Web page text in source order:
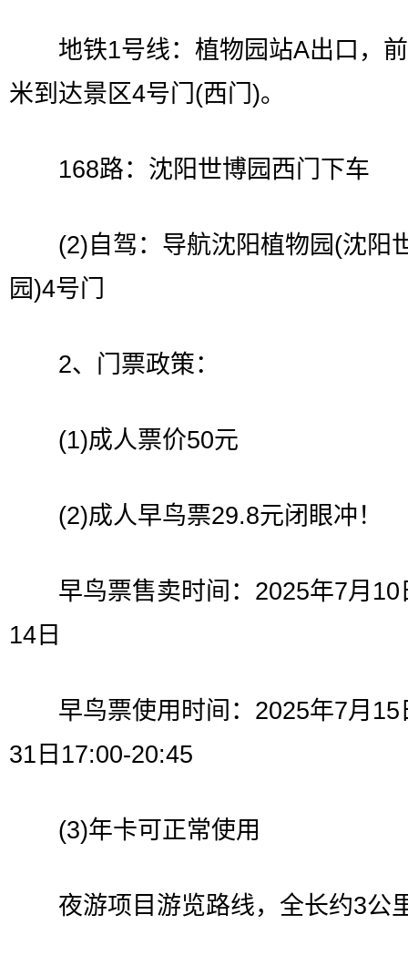
地铁1号线：植物园站A出口，
米到达景区4号门(西门)。
168路：沈阳世博园西门下车
(2)自驾：导航沈阳植物园(沈阳
园)4号门
2、门票政策：
(1)成人票价50元
(2)成人早鸟票29.8元闭眼冲！
早鸟票售卖时间：2025年7月10
14日
早鸟票使用时间：2025年7月15
31日17:00-20:45
(3)年卡可正常使用
夜游项目游览路线，全长约3公